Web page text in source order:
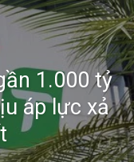
1.000 tỷ
áp lực xả